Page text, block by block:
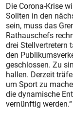
Die Corona-Krise
Sollten in den
sein, muss das
Rathauschefs
drei Stellvertretern
den
geschlossen. Zu
hallen. Derzeit
um Sport zu
die dynamische
vernünftig werden.“